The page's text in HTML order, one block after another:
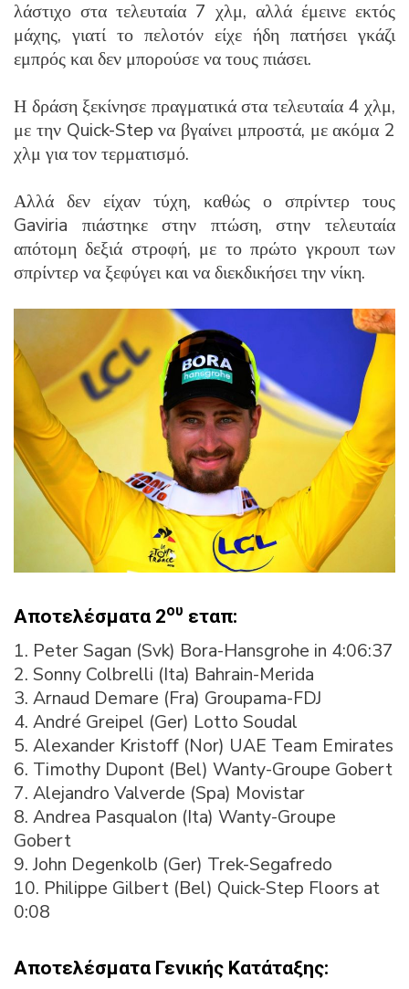
λάστιχο στα τελευταία 7 χλμ, αλλά έμεινε εκτός
μάχης, γιατί το πελοτόν είχε ήδη πατήσει γκάζι
εμπρός και δεν μπορούσε να τους πιάσει.
Η δράση ξεκίνησε πραγματικά στα τελευταία 4 χλμ,
με την Quick-Step να βγαίνει μπροστά, με ακόμα 2
χλμ για τον τερματισμό.
Αλλά δεν είχαν τύχη, καθώς ο σπρίντερ τους
Gaviria πιάστηκε στην πτώση, στην τελευταία
απότομη δεξιά στροφή, με το πρώτο γκρουπ των
σπρίντερ να ξεφύγει και να διεκδικήσει την νίκη.
Αποτελέσματα 2ου εταπ:
1. Peter Sagan (Svk) Bora-Hansgrohe in 4:06:37
2. Sonny Colbrelli (Ita) Bahrain-Merida
3. Arnaud Demare (Fra) Groupama-FDJ
4. André Greipel (Ger) Lotto Soudal
5. Alexander Kristoff (Nor) UAE Team Emirates
6. Timothy Dupont (Bel) Wanty-Groupe Gobert
7. Alejandro Valverde (Spa) Movistar
8. Andrea Pasqualon (Ita) Wanty-Groupe
Gobert
9. John Degenkolb (Ger) Trek-Segafredo
10. Philippe Gilbert (Bel) Quick-Step Floors at
0:08
Αποτελέσματα Γενικής Κατάταξης: